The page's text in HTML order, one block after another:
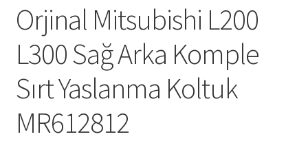
Orjinal Mitsubishi L200
L300 Sağ Arka Komple
Sırt Yaslanma Koltuk
MR612812